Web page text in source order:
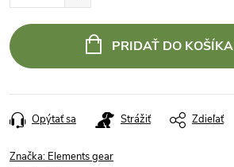
PRIDAŤ DO KOŠÍKA
Opýtať sa Strážiť Zdieľať
Značka: Elements gear